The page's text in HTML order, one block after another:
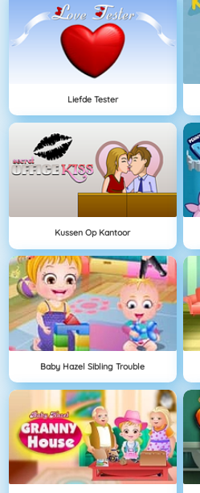
Liefde Tester
Kussen Op Kantoor
Baby Hazel Sibling Trouble